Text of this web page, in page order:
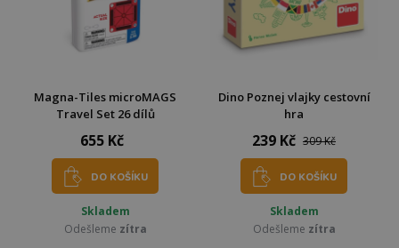
Magna-Tiles microMAGS
Travel Set 26 dílů
655 Kč
DO KOŠÍKU
Skladem
Odešleme zítra
Dino Poznej vlajky cestovní
hra
239 Kč 309 Kč
DO KOŠÍKU
Skladem
Odešleme zítra